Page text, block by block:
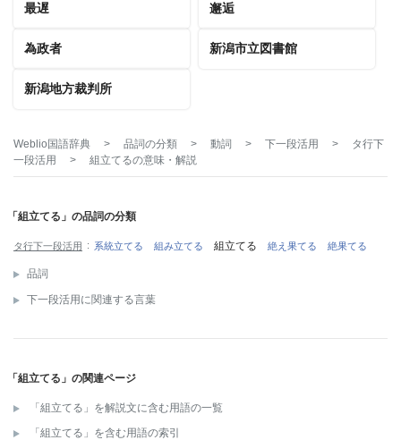
最遅 邂逅
為政者 新潟市立図書館
新潟地方裁判所
Weblio国語辞典 > 品詞の分類 > 動詞 > 下一段活用 >
タ行下
一段活用
> 組立てるの意味・解説
「組立てる」の品詞の分類
タ行下一段活用 系統立てる 組み立てる 組立てる 絶え果てる 絶果てる
品詞
下一段活用に関連する言葉
「組立てる」の関連ページ
「組立てる」を解説文に含む用語の一覧
「組立てる」を含む用語の索引